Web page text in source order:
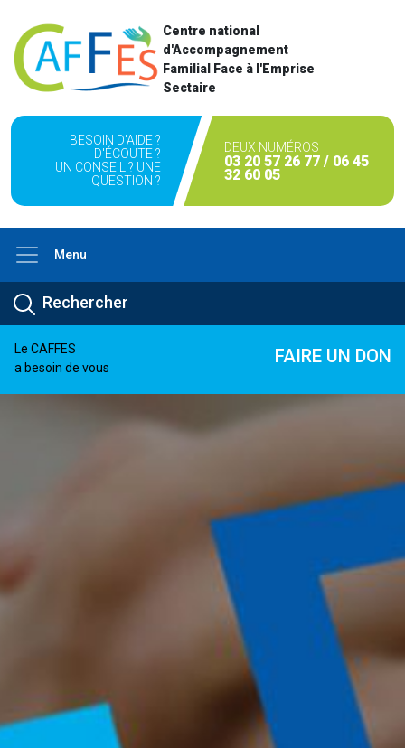
Centre national
d'Accompagnement
Familial Face à l'Emprise
Sectaire
BESOIN D'AIDE ?
D'ÉCOUTE ?
UN CONSEIL ? UNE
QUESTION ?
DEUX NUMÉROS
03 20 57 26 77 / 06 45
32 60 05
Menu
Le CAFFES
a besoin de vous
FAIRE UN DON